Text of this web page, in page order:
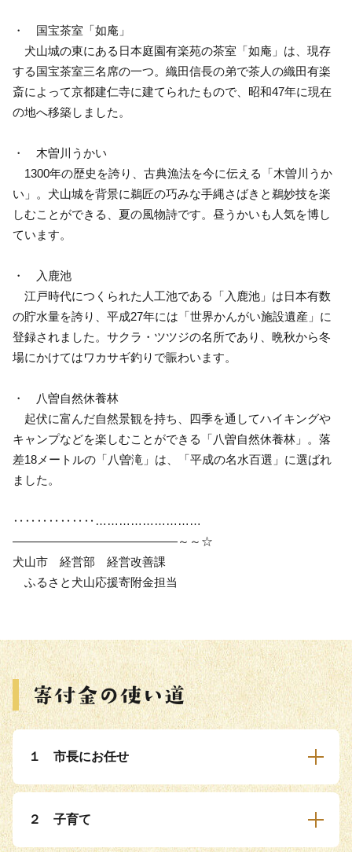
・ 国宝茶室「如庵」
犬山城の東にある日本庭園有楽苑の茶室「如庵」は、現存
する国宝茶室三名席の一つ。織田信長の弟で茶人の織田有楽
斎によって京都建仁寺に建てられたもので、昭和47年に現在
の地へ移築しました。
・ 木曽川うかい
1300年の歴史を誇り、古典漁法を今に伝える「木曽川うか
い」。犬山城を背景に鵜匠の巧みな手縄さばきと鵜妙技を楽
しむことができる、夏の風物詩です。昼うかいも人気を博し
ています。
・ 入鹿池
江戸時代につくられた人工池である「入鹿池」は日本有数
の貯水量を誇り、平成27年には「世界かんがい施設遺産」に
登録されました。サクラ・ツツジの名所であり、晩秋から冬
場にかけてはワカサギ釣りで賑わいます。
・ 八曽自然休養林
起伏に富んだ自然景観を持ち、四季を通してハイキングや
キャンプなどを楽しむことができる「八曽自然休養林」。落
差18メートルの「八曽滝」は、「平成の名水百選」に選ばれ
ました。
‥‥‥‥‥‥‥………………………
――――――――――――――～～☆
犬山市 経営部 経営改善課
ふるさと犬山応援寄附金担当
１ 市長にお任せ
２ 子育て